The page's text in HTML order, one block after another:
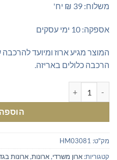
משלוח: 39 ₪ יח'
אספקה: 10 ימי עסקים
המוצר מגיע ארוז ומיועד
הרכבה כלולים באריזה.
מק"ט: HM03081
קטגוריות: ארון משרדי,ארונות,ארונות